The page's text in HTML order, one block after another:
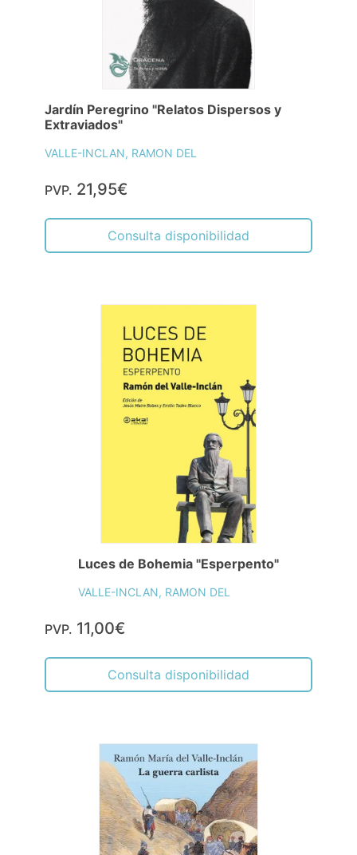
Jardín Peregrino "Relatos Dispersos y
Extraviados"
VALLE-INCLAN, RAMON DEL
PVP. 21,95€
Consulta disponibilidad
Luces de Bohemia "Esperpento"
VALLE-INCLAN, RAMON DEL
PVP. 11,00€
Consulta disponibilidad